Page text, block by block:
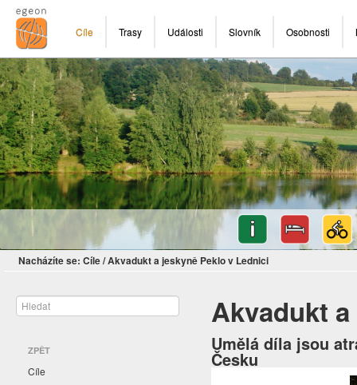
Cíle Trasy Události Slovník Osobnosti
Nacházíte se: Cíle/Akvadukt a jeskyně Peklo v Lednici
ZPĚT
Cíle
Akvadukt
Umělá díla jsou
Česku